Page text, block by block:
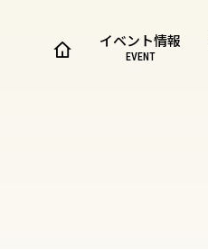
イベント情報
EVENT